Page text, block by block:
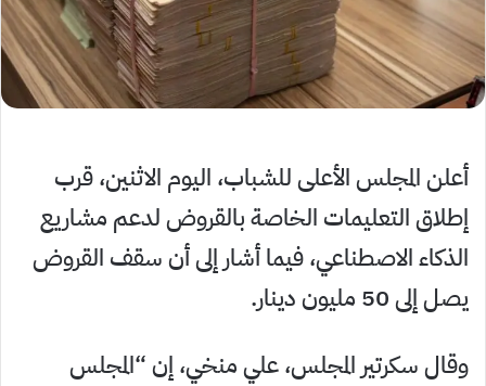
أعلن المجلس الأعلى للشباب، اليوم الاثنين، قرب
إطلاق التعليمات الخاصة بالقروض لدعم مشاريع
الذكاء الاصطناعي، فيما أشار إلى أن سقف القروض
يصل إلى 50 مليون دينار.
وقال سكرتير المجلس، علي منخي، إن “المجلس